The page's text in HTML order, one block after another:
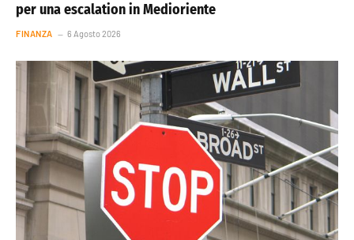
per una escalation in Medioriente
FINANZA 6 Agosto 2026